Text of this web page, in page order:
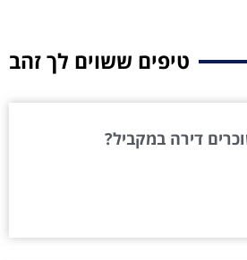
טיפים ששוים לך זהב
דירה במקביל?